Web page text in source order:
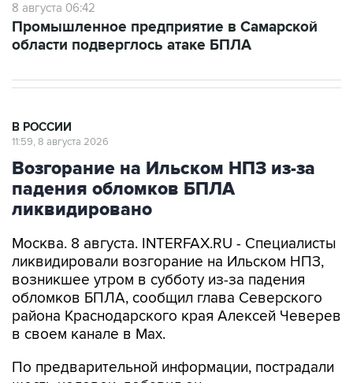
8 августа 06:42
Промышленное предприятие в Самарской
области подверглось атаке БПЛА
В РОССИИ
11:59, 8 августа 2026
Возгорание на Ильском НПЗ из-за
падения обломков БПЛА
ликвидировано
Москва. 8 августа. INTERFAX.RU - Специалисты
ликвидировали возгорание на Ильском НПЗ,
возникшее утром в субботу из-за падения
обломков БПЛА, сообщил глава Северского
района Краснодарского края Алексей Чеверев
в своем канале в Max.
По предварительной информации, пострадали